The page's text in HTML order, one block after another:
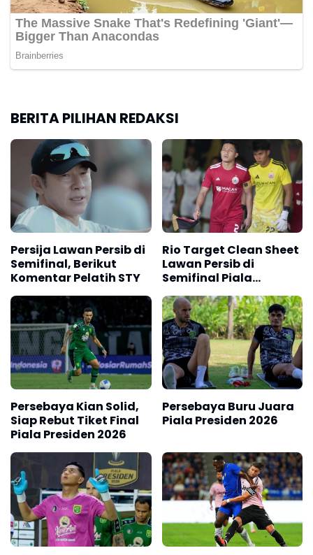
BERITA PILIHAN REDAKSI
Persija Lawan Persib di
Semifinal, Berikut
Komentar Pelatih STY
Rio Target Clean Sheet
Lawan Persib di
Semifinal Piala
Presiden 2026
Persebaya Kian Solid,
Siap Rebut Tiket Final
Piala Presiden 2026
Persebaya Buru Juara
Piala Presiden 2026